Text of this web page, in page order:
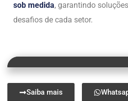
sob medida, garantindo
desafios de cada setor.
Saiba mais